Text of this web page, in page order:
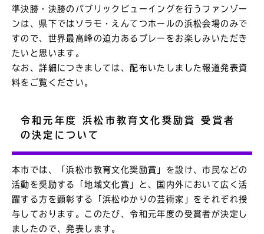
準決勝・決勝のパブリックビューイングを行うファンゾー
ンは、県下ではソラモ・えんてつホールの浜松会場のみで
すので、世界最高峰の迫力あるプレーをお楽しみいただき
たいと思います。
なお、詳細につきましては、配布いたしました報道発表資
料をご覧ください。
令和元年度 浜松市教育文化奨励賞 受賞者
の決定について
本市では、「浜松市教育文化奨励賞」を設け、市民などの
活動を奨励する「地域文化賞」と、国内外において広く活
躍する方を顕彰する「浜松ゆかりの芸術家」をそれぞれ授
与しております。このたび、令和元年度の受賞者が決定し
ましたので、発表します。